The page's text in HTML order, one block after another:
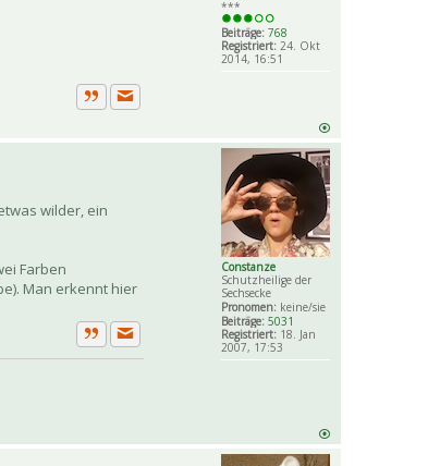
***
Beiträge: 768
Registriert: 24. Okt
2014, 16:51
ZitatPrivate Nachricht senden
Constanze
Schutzheilige der
Sechsecke
Pronomen: keine/sie
Beiträge: 5031
Registriert: 18. Jan
2007, 17:53
wilder, ein
Farben
Man erkennt hier
ZitatPrivate Nachricht senden